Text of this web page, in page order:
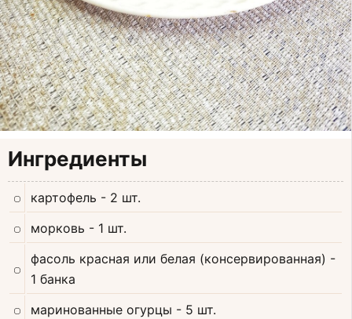
Ингредиенты
картофель - 2 шт.
морковь - 1 шт.
фасоль красная или белая (консервированная) -
1 банка
маринованные огурцы - 5 шт.